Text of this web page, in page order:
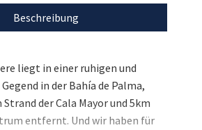
Beschreibung
liegt in einer ruhigen und
in der Bahía de Palma,
der Cala Mayor und 5km
entfernt. Und wir haben für